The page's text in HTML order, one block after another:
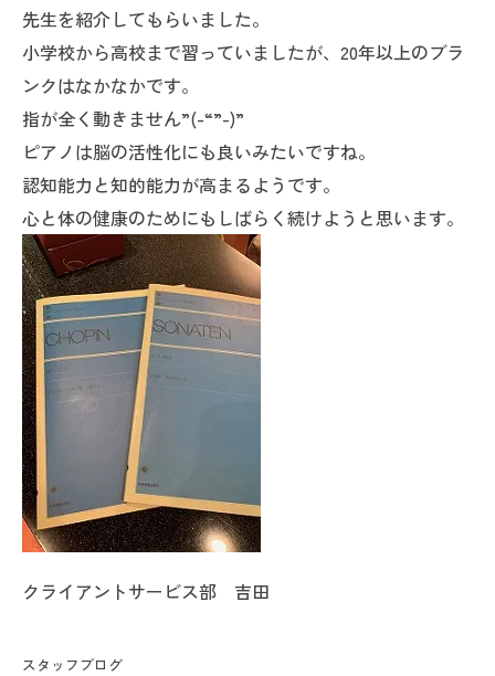
先生を紹介してもらいました。
小学校から高校まで習っていましたが、20年以上のブラ
ンクはなかなかです。
指が全く動きません”(-“”-)”
ピアノは脳の活性化にも良いみたいですね。
認知能力と知的能力が高まるようです。
心と体の健康のためにもしばらく続けようと思います。
クライアントサービス部 吉田
スタッフブログ